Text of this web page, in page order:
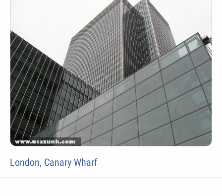
London, Canary Wharf